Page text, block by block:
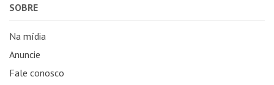
SOBRE
Na mídia
Anuncie
Fale conosco